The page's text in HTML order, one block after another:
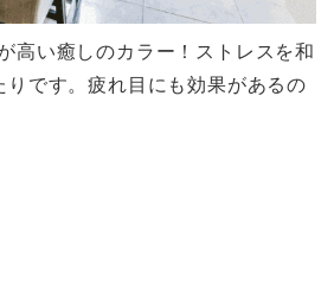
高い癒しのカラー！ストレスを和
です。疲れ目にも効果があるの